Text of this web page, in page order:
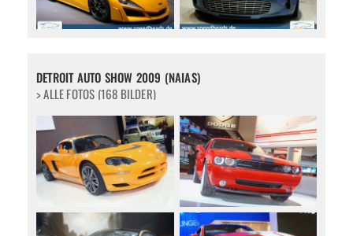
DETROIT AUTO SHOW 2009 (NAIAS)
> ALLE FOTOS (168 BILDER)